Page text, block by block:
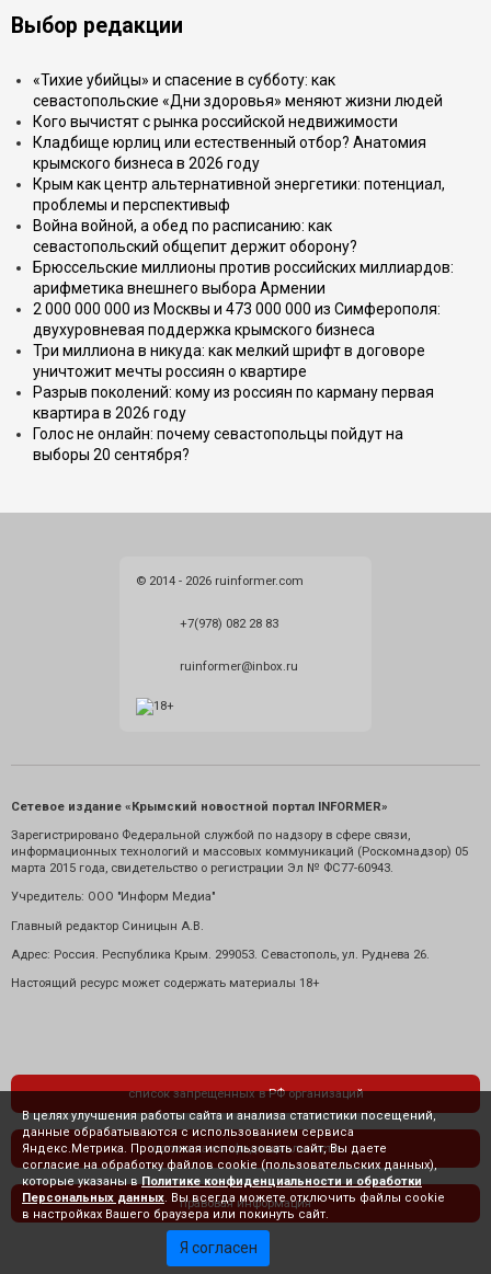
Выбор редакции
«Тихие убийцы» и спасение в субботу: как
севастопольские «Дни здоровья» меняют жизни людей
Кого вычистят с рынка российской недвижимости
Кладбище юрлиц или естественный отбор? Анатомия
крымского бизнеса в 2026 году
Крым как центр альтернативной энергетики: потенциал,
проблемы и перспективыф
Война войной, а обед по расписанию: как
севастопольский общепит держит оборону?
Брюссельские миллионы против российских миллиардов:
арифметика внешнего выбора Армении
2 000 000 000 из Москвы и 473 000 000 из Симферополя:
двухуровневая поддержка крымского бизнеса
Три миллиона в никуда: как мелкий шрифт в договоре
уничтожит мечты россиян о квартире
Разрыв поколений: кому из россиян по карману первая
квартира в 2026 году
Голос не онлайн: почему севастопольцы пойдут на
выборы 20 сентября?
© 2014 - 2026 ruinformer.com
+7(978) 082 28 83
ruinformer@inbox.ru
Сетевое издание «Крымский новостной портал INFORMER»
Зарегистрировано Федеральной службой по надзору в сфере связи,
информационных технологий и массовых коммуникаций (Роскомнадзор) 05
марта 2015 года, свидетельство о регистрации Эл № ФС77-60943.
Учредитель: ООО "Информ Медиа"
Главный редактор Синицын А.В.
Адрес: Россия. Республика Крым. 299053. Севастополь, ул. Руднева 26.
Настоящий ресурс может содержать материалы 18+
список запрещенных в РФ организаций
политика конфиденциальности
правовая информация
В целях улучшения работы сайта и анализа статистики посещений,
данные обрабатываются с использованием сервиса
Яндекс.Метрика. Продолжая использовать сайт, Вы даете
согласие на обработку файлов cookie (пользовательских данных),
которые указаны в Политике конфиденциальности и обработки
Персональных данных . Вы всегда можете отключить файлы cookie
в настройках Вашего браузера или покинуть сайт.
Я согласен